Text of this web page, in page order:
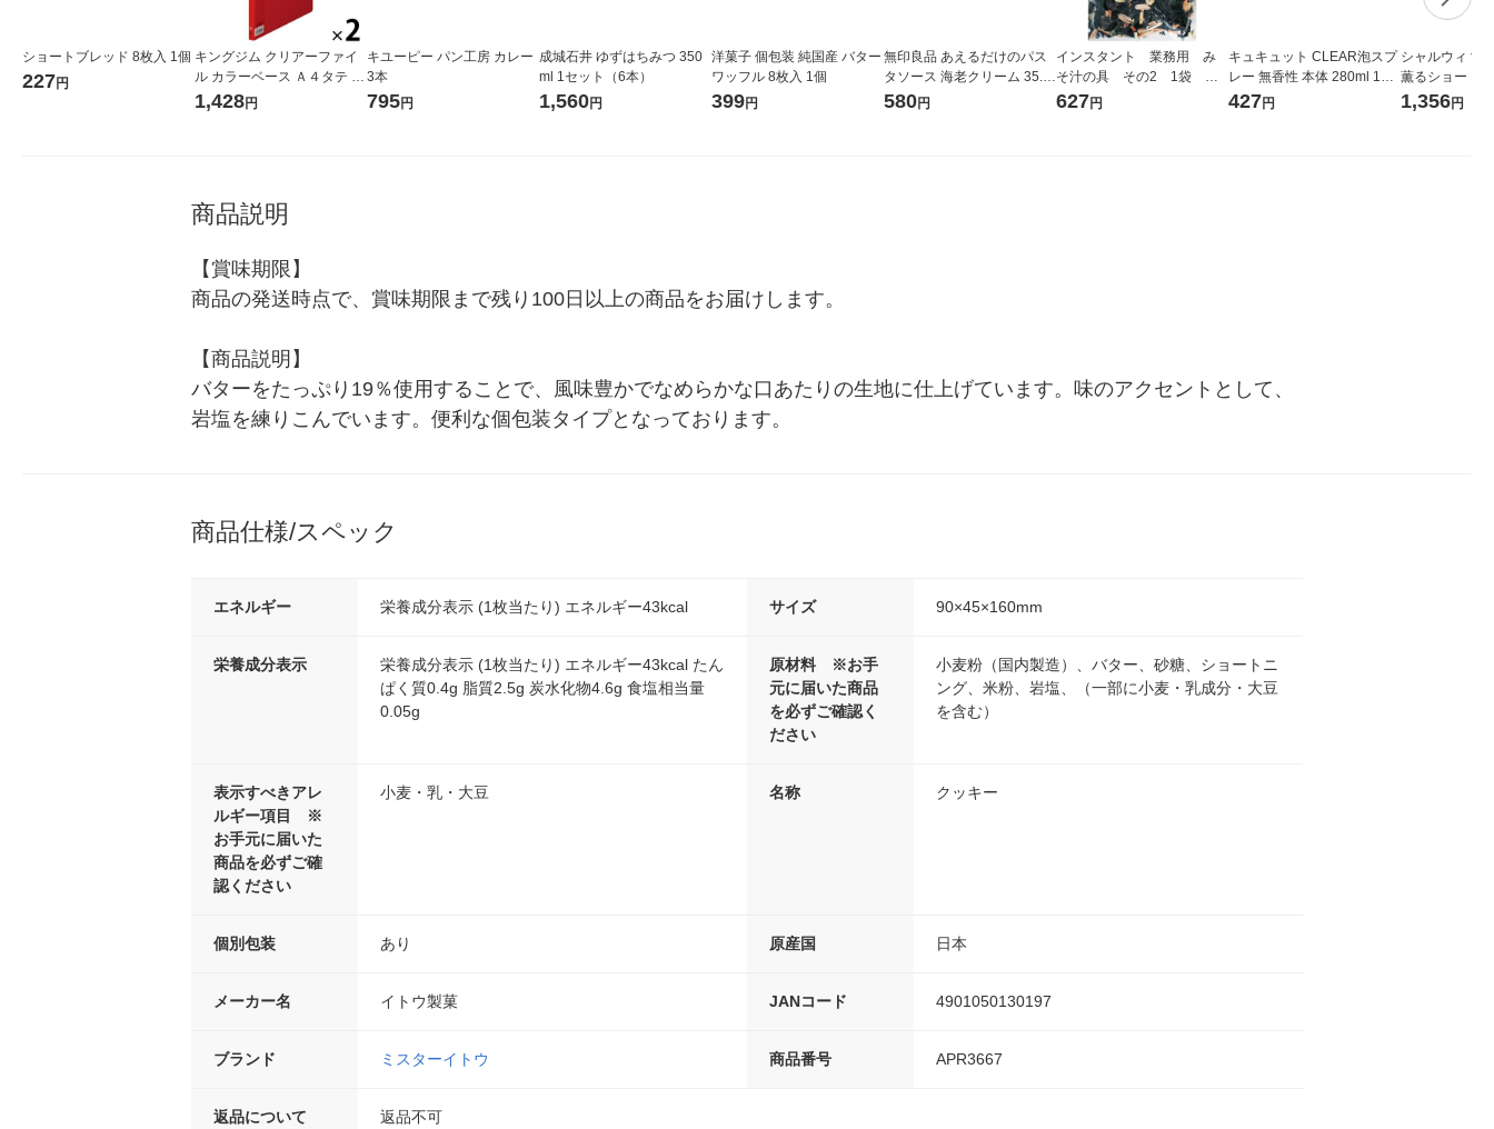
ショートブレッド 8枚入 1個
227円
キングジム クリアーファイ
ル カラーベース Ａ４タテ ２
０ポケット 背幅１４ｍｍ 赤
1,428円
キユーピー パン工房 カレー
3本
795円
成城石井 ゆずはちみつ 350
ml 1セット（6本）
1,560円
洋菓子 個包装 純国産 バター
ワッフル 8枚入 1個
399円
無印良品 あえるだけのパス
タソース 海老クリーム 35.1
g×2（2人前） 1セット（1袋
580円
インスタント 業務用 み
そ汁の具 その2 1袋 永
谷園
627円
キュキュット CLEAR泡スプ
レー 無香性 本体 280ml 1個
食器用洗剤 花王
427円
シャルウィ？
薫るショート
箱 江崎グリ
1,356円
商品説明
【賞味期限】
商品の発送時点で、賞味期限まで残り100日以上の商品をお届けします。
【商品説明】
バターをたっぷり19％使用することで、風味豊かでなめらかな口あたりの生地に仕上げています。味のアクセントとして、
岩塩を練りこんでいます。便利な個包装タイプとなっております。
商品仕様/スペック
エネルギー 栄養成分表示 (1枚当たり) エネルギー43kcal サイズ 90×45×160mm
栄養成分表示
栄養成分表示 (1枚当たり) エネルギー43kcal たん
ぱく質0.4g 脂質2.5g 炭水化物4.6g 食塩相当量
0.05g
原材料 ※お手
元に届いた商品
を必ずご確認く
ださい
小麦粉（国内製造）、バター、砂糖、ショートニ
ング、米粉、岩塩、（一部に小麦・乳成分・大豆
を含む）
表示すべきアレ
ルギー項目 ※
お手元に届いた
商品を必ずご確
認ください
小麦・乳・大豆 名称 クッキー
個別包装 あり 原産国 日本
メーカー名 イトウ製菓 JANコード 4901050130197
ブランド ミスターイトウ 商品番号 APR3667
返品について
返品不可